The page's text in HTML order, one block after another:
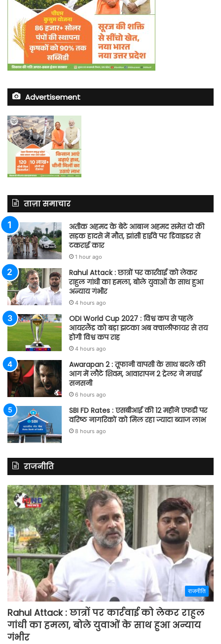
Advertisement
ताज़ा समाचार
अतीक अहमद के बेटे आबान अहमद समेत दो की
सड़क हादसे में मौत, झांसी हाईवे पर डिवाइडर से
टकराई कार
1 hour ago
Rahul Attack : छात्रों पर कार्रवाई को लेकर
राहुल गांधी का हमला, बोले युवाओं के साथ हुआ
अन्याय गंभीर
4 hours ago
ODI World Cup 2027 : विश्व कप से पहले
आयरलैंड को बड़ा झटका अब क्वालीफायर से तय
होगी विश्व कप राह
4 hours ago
Awarapan 2 : तूफानी वापसी के साथ बदले की
आग में लौटे शिवम, आवारापन 2 ट्रेलर ने मचाई
सनसनी
6 hours ago
SBI FD Rates : एसबीआई की 12 महीने एफडी पर
वरिष्ठ नागरिकों को मिल रहा ज्यादा ब्याज लाभ
8 hours ago
राजनीति
राजनीति
Rahul Attack : छात्रों पर कार्रवाई को लेकर राहुल
गांधी का हमला, बोले युवाओं के साथ हुआ अन्याय
गंभीर